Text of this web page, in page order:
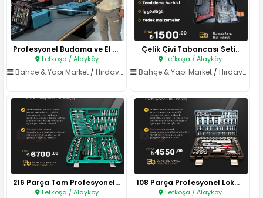
Profesyonel Budama ve El Aletl..
Lefkoşa / Alayköy
Bahçe & Yapı Market / Hırdavat & El Aletleri
Çelik Çivi Tabancası Seti..
Lefkoşa / Alayköy
Bahçe & Yapı Market /Hırdavat & El Aletleri
216 Parça Tam Profesyonel Anah..
Lefkoşa / Alayköy
108 Parça Profesyonel Lokma Ta..
Lefkoşa / Alayköy